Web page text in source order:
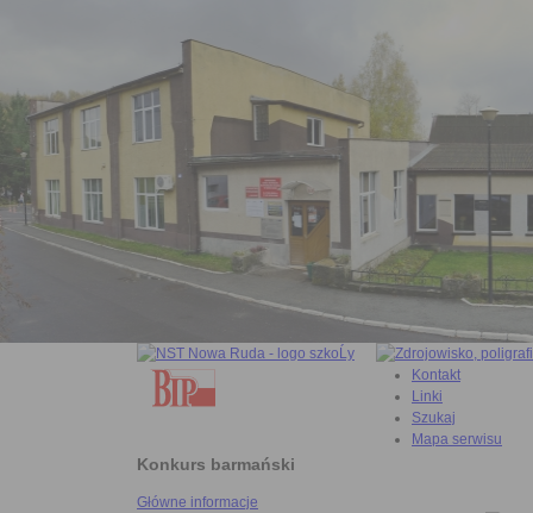
Konkurs barmański
Główne informacje
Kontakt
Linki
Szukaj
Mapa serwisu